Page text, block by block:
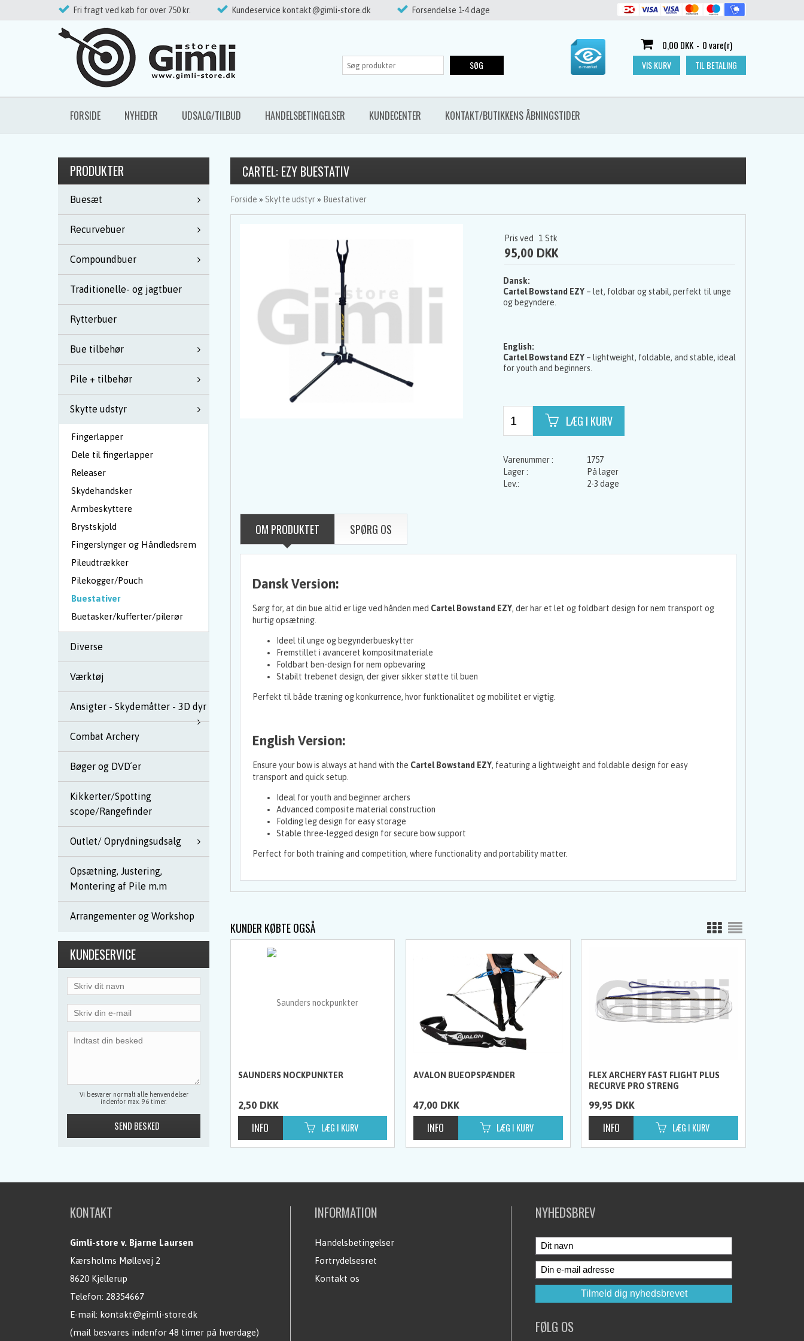
Fri fragt ved køb for over 750 kr. Kundeservice kontakt@gimli-store.dk Forsendelse 1-4 dage
0,00 DKK - 0 vare(r)
VIS KURV TIL BETALING
FORSIDE NYHEDER UDSALG/TILBUD HANDELSBETINGELSER KUNDECENTER KONTAKT/BUTIKKENS ÅBNINGSTIDER
SØG
PRODUKTER
Buesæt
Recurvebuer
Compoundbuer
Traditionelle- og jagtbuer
Rytterbuer
Bue tilbehør
Pile + tilbehør
Skytte udstyr
Fingerlapper
Dele til fingerlapper
Releaser
Skydehandsker
Armbeskyttere
Brystskjold
Fingerslynger og Håndledsrem
Pileudtrækker
Pilekogger/Pouch
Buestativer
Buetasker/kufferter/pilerør
Diverse
Værktøj
Ansigter - Skydemåtter - 3D dyr
Combat Archery
Bøger og DVD´er
Kikkerter/Spotting
scope/Rangefinder
Outlet/ Oprydningsudsalg
Opsætning, Justering,
Montering af Pile m.m
Arrangementer og Workshop
KUNDESERVICE
Vi besvarer normalt alle henvendelser
indenfor max. 96 timer.
CARTEL: EZY BUESTATIV
Forside » Skytte udstyr» Buestativer
Pris ved 1 Stk
95,00 DKK
Dansk:
Cartel Bowstand EZY– let, foldbar og stabil, perfekt til unge
og begyndere.
English:
Cartel Bowstand EZY– lightweight, foldable, and stable, ideal
for youth and beginners.
1757
På lager
2-3 dage
OM PRODUKTET SPØRG OS
Dansk Version:
Sørg for, at din bue altid er lige ved hånden med Cartel Bowstand EZY, der har et let og foldbart design for nem transport og
hurtig opsætning.
Ideel til unge og begynderbueskytter
Fremstillet i avanceret kompositmateriale
Foldbart ben-design for nem opbevaring
Stabilt trebenet design, der giver sikker støtte til buen
Perfekt til både træning og konkurrence, hvor funktionalitet og mobilitet er vigtig.
English Version:
Ensure your bow is always at hand with the Cartel Bowstand EZY, featuring a lightweight and foldable design for easy
transport and quick setup.
Ideal for youth and beginner archers
Advanced composite material construction
Folding leg design for easy storage
Stable three-legged design for secure bow support
Perfect for both training and competition, where functionality and portability matter.
KUNDER KØBTE OGSÅ
SAUNDERS NOCKPUNKTER
2,50 DKK
AVALON BUEOPSPÆNDER
47,00 DKK
FLEX ARCHERY FAST FLIGHT PLUS
RECURVE PRO STRENG
99,95 DKK
KONTAKT
Gimli-store v. Bjarne Laursen
Kærsholms Møllevej 2
8620 Kjellerup
Telefon: 28354667
E-mail: kontakt@gimli-store.dk
(mail besvares indenfor 48 timer på hverdage)
INFORMATION
Handelsbetingelser
Fortrydelsesret
Kontakt os
NYHEDSBREV
FØLG OS